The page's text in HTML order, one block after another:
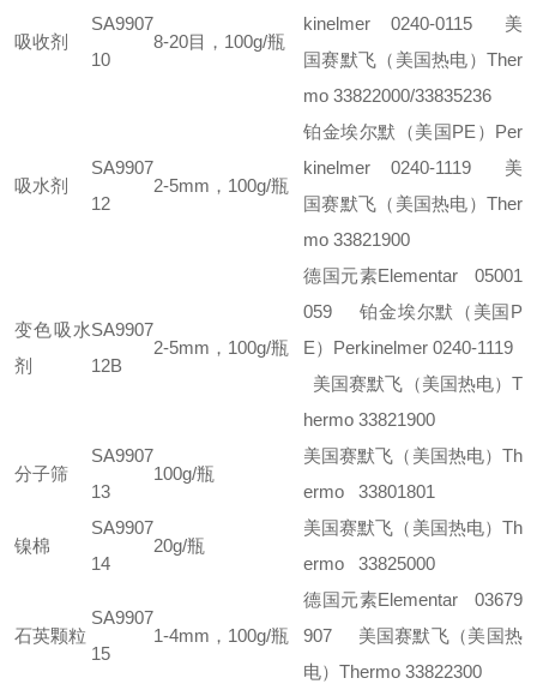
吸收剂
SA9907
10
8-20目，100g/瓶
kinelmer 0240-0115美
国赛默飞（美国热电）Ther
mo 33822000/33835236
吸水剂
SA9907
12
2-5mm，100g/瓶
铂金埃尔默（美国PE）Per
kinelmer 0240-1119美
国赛默飞（美国热电）Ther
mo 33821900
变色吸水
剂
SA9907
12B
2-5mm，100g/瓶
德国元素Elementar 05001
059 铂金埃尔默（美国P
E）Perkinelmer 0240-1119
美国赛默飞（美国热电）T
hermo 33821900
分子筛
SA9907
13
100g/瓶
美国赛默飞（美国热电）Th
ermo 33801801
镍棉
SA9907
14
20g/瓶
美国赛默飞（美国热电）Th
ermo 33825000
石英颗粒
SA9907
15
1-4mm，100g/瓶
德国元素Elementar 03679
907 美国赛默飞（美国热
电）Thermo 33822300